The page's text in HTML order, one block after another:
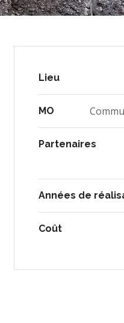
Lieu
MO
Partenaires
Années de
Coût